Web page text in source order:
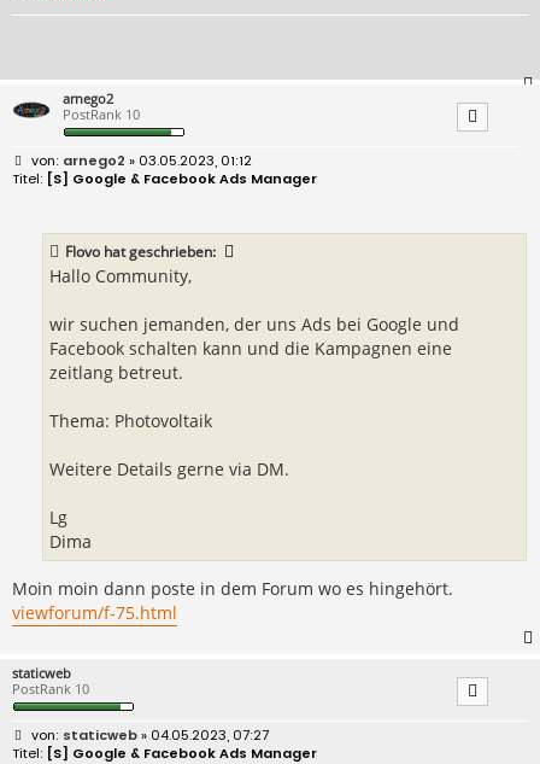
arnego2
PostRank 10
B
e
arnego2 » 03.05.2023, 01:12
[S] Google & Facebook Ads Manager
Flovo hat geschrieben:
Hallo Community,
wir suchen jemanden, der uns Ads bei Google und
Facebook schalten kann und die Kampagnen eine
zeitlang betreut.
Thema: Photovoltaik
Weitere Details gerne via DM.
Lg
Dima
Moin moin dann poste in dem Forum wo es hingehört.
viewforum/f-75.html
staticweb
PostRank 10
B
e
staticweb» 04.05.2023, 07:27
[S] Google & Facebook Ads Manager